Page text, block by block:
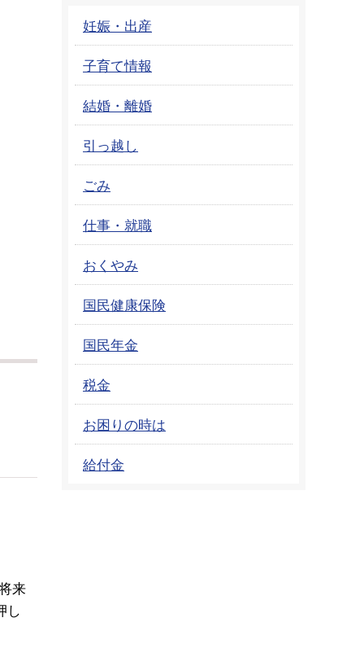
来
し
妊娠・出産
子育て情報
結婚・離婚
引っ越し
ごみ
仕事・就職
おくやみ
国民健康保険
国民年金
税金
お困りの時は
給付金